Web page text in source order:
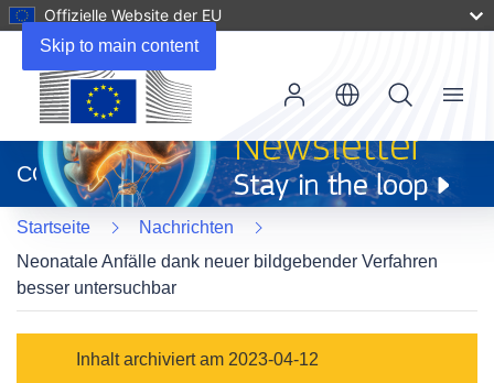
Skip to main content
Offizielle Website der EU
neuem
Fenster)
CORDIS
Menu
Startseite
Nachrichten
Neonatale Anfälle dank neuer bildgebender Verfahren
besser untersuchbar
Category
Inhalt archiviert am 2023-04-12